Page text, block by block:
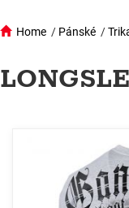
Home / Pánské /